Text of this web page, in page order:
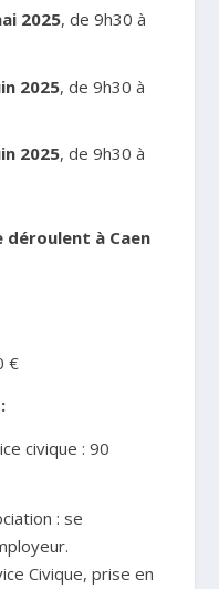
2025, de 9h30 à
2025, de 9h30 à
2025, de 9h30 à
à Caen
€
civique : 90
: se
Civique, prise en